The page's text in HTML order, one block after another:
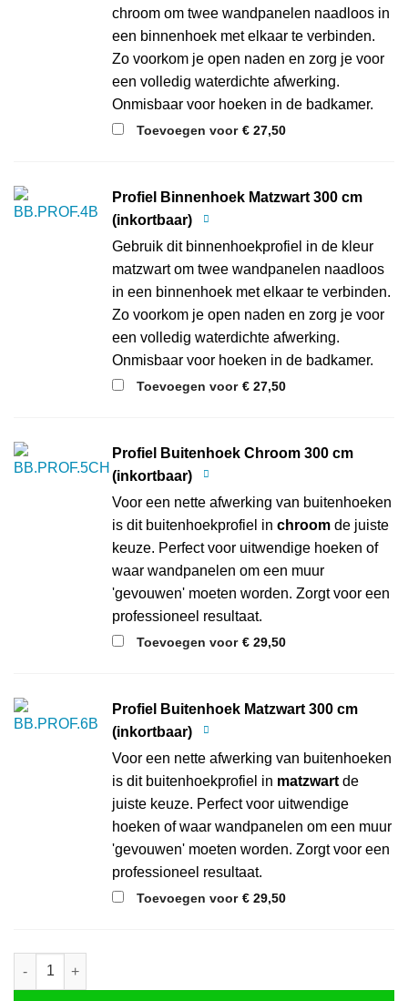
chroom om twee wandpanelen naadloos in
een binnenhoek met elkaar te verbinden.
Zo voorkom je open naden en zorg je voor
een volledig waterdichte afwerking.
Onmisbaar voor hoeken in de badkamer.
Toevoegen voor € 27,50
Profiel Binnenhoek Matzwart 300 cm
(inkortbaar)
Gebruik dit binnenhoekprofiel in de kleur
matzwart om twee wandpanelen naadloos
in een binnenhoek met elkaar te verbinden.
Zo voorkom je open naden en zorg je voor
een volledig waterdichte afwerking.
Onmisbaar voor hoeken in de badkamer.
Toevoegen voor € 27,50
Profiel Buitenhoek Chroom 300 cm
(inkortbaar)
Voor een nette afwerking van buitenhoeken
is dit buitenhoekprofiel in chroom de juiste
keuze. Perfect voor uitwendige hoeken of
waar wandpanelen om een muur
'gevouwen' moeten worden. Zorgt voor een
professioneel resultaat.
Toevoegen voor € 29,50
Profiel Buitenhoek Matzwart 300 cm
(inkortbaar)
Voor een nette afwerking van buitenhoeken
is dit buitenhoekprofiel in matzwartde
juiste keuze. Perfect voor uitwendige
hoeken of waar wandpanelen om een muur
'gevouwen' moeten worden. Zorgt voor een
professioneel resultaat.
Toevoegen voor € 29,50
Klik-Wandpaneel Marble White 92 x 260 cm (inkortbaar) aantal